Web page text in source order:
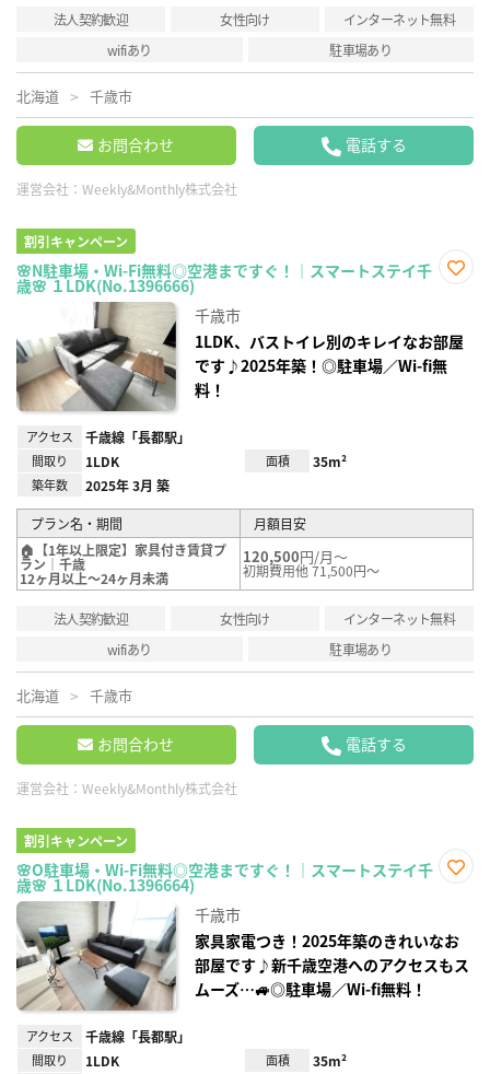
法人契約歓迎 女性向け
インターネット無料
wifiあり
駐車場あり
北海道 千歳市
お問合わせ 電話する
運営会社： Weekly&Monthly株式会社
割引キャンペーン
🌸N駐車場・Wi-Fi無料◎空港まですぐ！｜スマートステイ千
歳🌸 １LDK(No.1396666)
録
千歳市
1LDK、バストイレ別のキレイなお部屋
です♪2025年築！◎駐車場／Wi-fi無
料！
アクセス 千歳線「長都駅」
間取り 1LDK 面積 35m²
築年数 2025年 3月 築
プラン名・期間
月額目安
🏠【1年以上限定】家具付き賃貸プ
ラン｜千歳
12ヶ月以上～24ヶ月未満
120,500円/月～
初期費用他 71,500円～
法人契約歓迎 女性向け
インターネット無料
wifiあり
駐車場あり
北海道 千歳市
お問合わせ 電話する
運営会社： Weekly&Monthly株式会社
割引キャンペーン
🌸O駐車場・Wi-Fi無料◎空港まですぐ！｜スマートステイ千
歳🌸 １LDK(No.1396664)
録
千歳市
家具家電つき！2025年築のきれいなお
部屋です♪新千歳空港へのアクセスもス
ムーズ…🚙◎駐車場／Wi-fi無料！
アクセス 千歳線「長都駅」
間取り 1LDK 面積 35m²